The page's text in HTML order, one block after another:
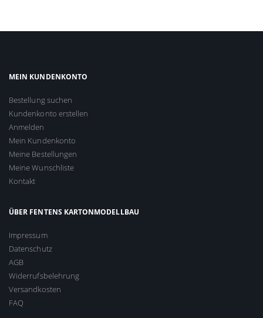
MEIN KUNDENKONTO
Bestellung suchen
Kundenkonto erstellen
Anmelden
Mein Kundenkonto
Meine Bestellungen
Meine Wunschliste
Kontakt
ÜBER FENTENS KARTONMODELLBAU
Impressum
Datenschutz
AGB
Widerrufsbelehrung
Versandkosten
FAQ